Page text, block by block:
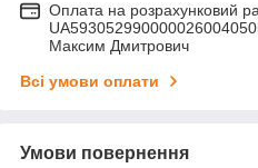
Оплата на розрахунковий
Максим Дмитрович
Всі умови оплати
Умови повернення